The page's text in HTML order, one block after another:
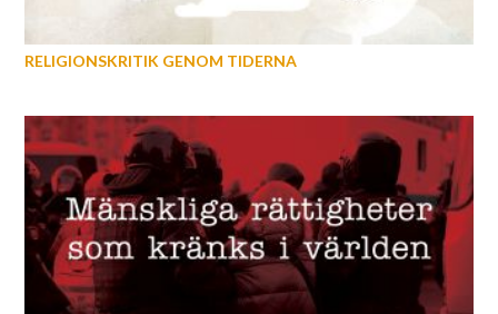
RELIGIONSKRITIK GENOM TIDERNA